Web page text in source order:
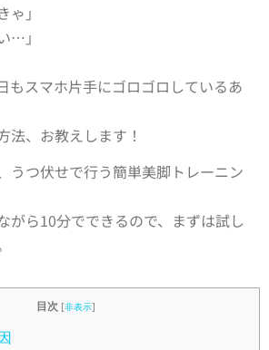
ゃ」
…」
もスマホ片手にゴロゴロしているあ
法、お教えします！
うつ伏せで行う簡単美脚トレーニン
がら10分でできるので、まずは試し
目次 [非表示]